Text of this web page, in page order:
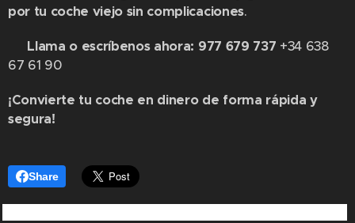
por tu coche viejo sin complicaciones.
Llama o escríbenos ahora: 977 679 737 +34 638
67 61 90
¡Convierte tu coche en dinero de forma rápida y
segura! 🚗💶
Share